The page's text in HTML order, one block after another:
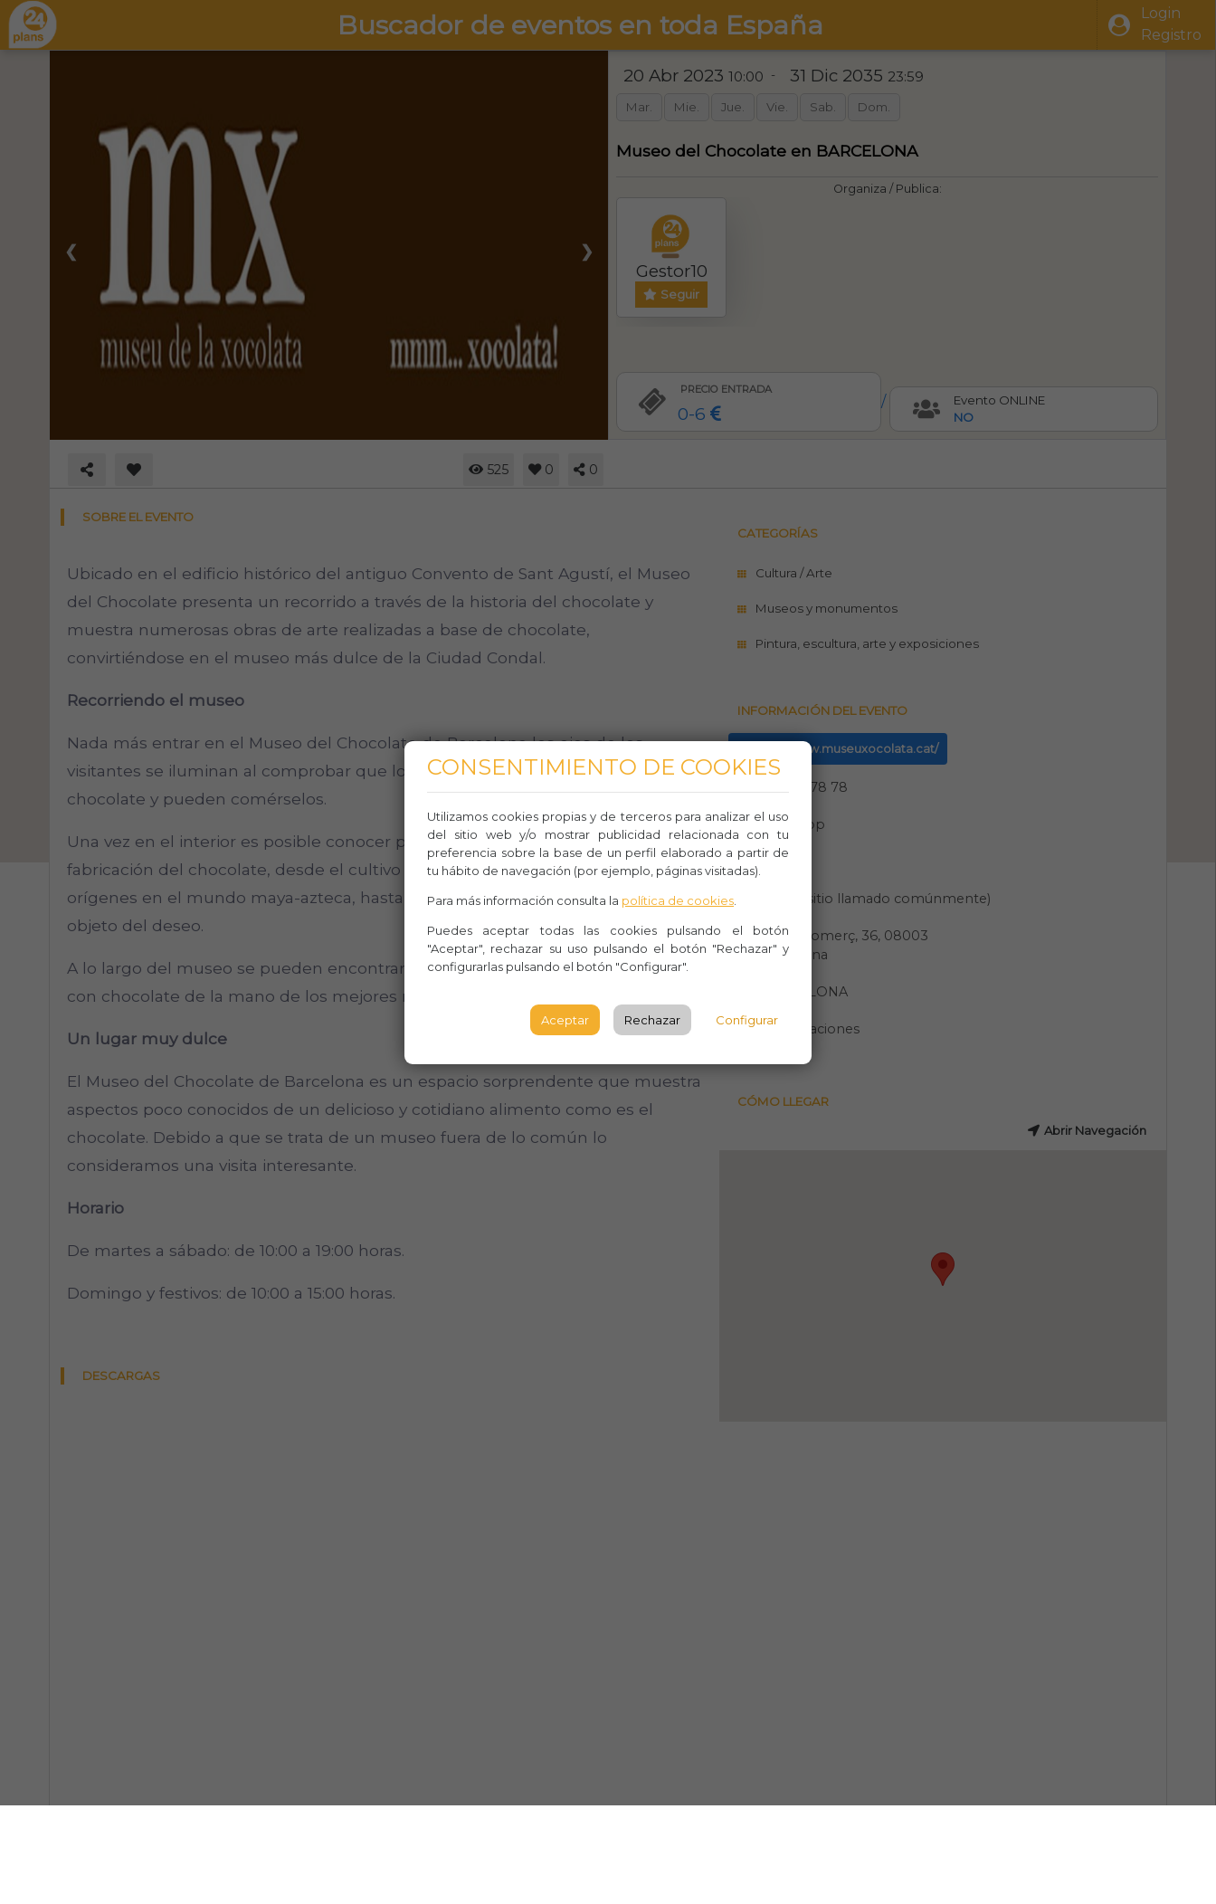
Buscador de eventos en toda España
Login
Registro
❮ ❯
20 Abr 2023 10:00 - 31 Dic 2035 23:59
Mar. Mie. Jue. Vie. Sab. Dom.
Museo del Chocolate en BARCELONA
Organiza / Publica:
Gestor10
Seguir
PRECIO ENTRADA
0-6
/
Evento ONLINE
NO
525 0 0
SOBRE EL EVENTO
Ubicado en el edificio histórico del antiguo Convento de Sant Agustí, el Museo
del Chocolate presenta un recorrido a través de la historia del chocolate y
muestra numerosas obras de arte realizadas a base de chocolate,
convirtiéndose en el museo más dulce de la Ciudad Condal.
Recorriendo el museo
Nada más entrar en el Museo del Chocolate de Barcelona los ojos de los
visitantes se iluminan al comprobar que los tickets de entrada son de
chocolate y pueden comérselos.
Una vez en el interior es posible conocer por completo el proceso de
fabricación del chocolate, desde el cultivo de la semilla del cacao y sus
orígenes en el mundo maya-azteca, hasta su transformación en ese dulce
objeto del deseo.
A lo largo del museo se pueden encontrar numerosas obras de arte realizadas
con chocolate de la mano de los mejores maestros pasteleros.
Un lugar muy dulce
El Museo del Chocolate de Barcelona es un espacio sorprendente que muestra
aspectos poco conocidos de un delicioso y cotidiano alimento como es el
chocolate. Debido a que se trata de un museo fuera de lo común lo
consideramos una visita interesante.
Horario
De martes a sábado: de 10:00 a 19:00 horas.
Domingo y festivos: de 10:00 a 15:00 horas.
DESCARGAS
CATEGORÍAS
Cultura / Arte
Museos y monumentos
Pintura, escultura, arte y exposiciones
INFORMACIÓN DEL EVENTO
http://www.museuxocolata.cat/
932 68 78 78
Whasapp
Aforo:
Lugar (sitio llamado comúnmente)
C/ del Comerç, 36, 08003
Barcelona
BARCELONA
Observaciones
CÓMO LLEGAR
Abrir Navegación
CONSENTIMIENTO DE COOKIES
Utilizamos cookies propias y de terceros para analizar el uso
del sitio web y/o mostrar publicidad relacionada con tu
preferencia sobre la base de un perfil elaborado a partir de
tu hábito de navegación (por ejemplo, páginas visitadas).
Para más información consulta la política de cookies
Puedes aceptar todas las cookies pulsando el botón
"Aceptar", rechazar su uso pulsando el botón "Rechazar" y
configurarlas pulsando el botón "Configurar".
Aceptar Rechazar Configurar